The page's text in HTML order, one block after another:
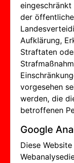
eingeschränkt
der
Aufklärung,
Straftaten
vorgesehen
werden, die
betroffenen
Google
Diese